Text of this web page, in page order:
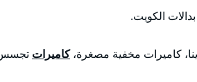
الكويت.
كاميرات مخفية مصغرة،كاميرات